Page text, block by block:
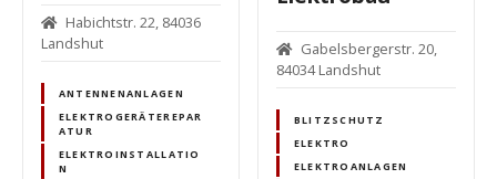
Habichtstr. 22, 84036
Landshut
ANTENNENANLAGEN
ELEKTROGERÄTEREPAR
ATUR
ELEKTROINSTALLATIO
N
Gabelsbergerstr. 20,
84034 Landshut
BLITZSCHUTZ
ELEKTRO
ELEKTROANLAGEN